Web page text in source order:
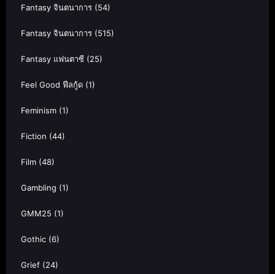
Fantasy จินตนาการ (54)
Fantasy จินตนาการ (515)
Fantasy แฟนตาซี (25)
Feel Good ฟีลกู้ด (1)
Feminism (1)
Fiction (44)
Film (48)
Gambling (1)
GMM25 (1)
Gothic (6)
Grief (24)